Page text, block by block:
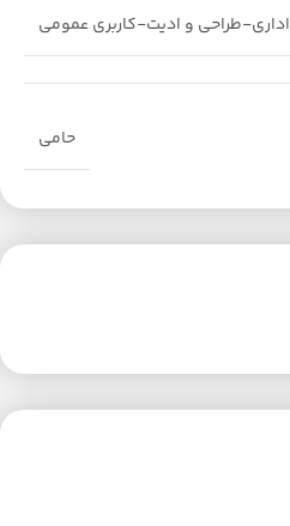
اداری-طراحی و ادیت-کاربری عمومی
حامی